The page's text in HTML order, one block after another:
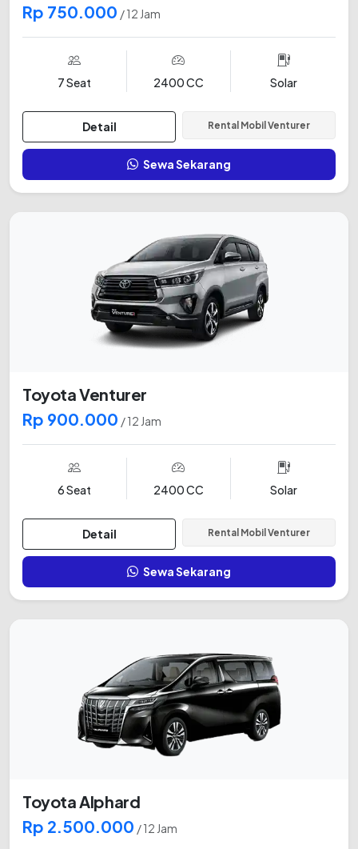
Rp 750.000 / 12 Jam
7 Seat 2400 CC Solar
Detail Rental Mobil Venturer
Sewa Sekarang
Toyota Venturer
Rp 900.000 / 12 Jam
6 Seat 2400 CC Solar
Detail Rental Mobil Venturer
Sewa Sekarang
Toyota Alphard
Rp 2.500.000 / 12 Jam